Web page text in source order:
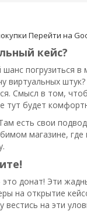
Перейти на
кейс?
погрузиться в
виртуальных
Смысл в том,
тут будет
есть свои
магазине, где
донат! Эти
на открытие
вестись на эти